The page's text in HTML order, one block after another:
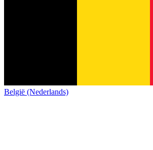
België (Nederlands)